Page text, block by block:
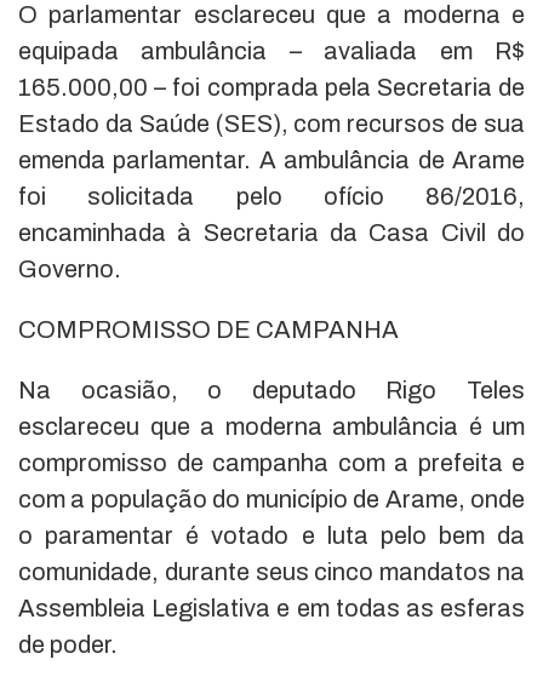
O parlamentar esclareceu que a moderna e
equipada ambulância – avaliada em R$
165.000,00 – foi comprada pela Secretaria de
Estado da Saúde (SES), com recursos de sua
emenda parlamentar. A ambulância de Arame
foi solicitada pelo ofício 86/2016,
encaminhada à Secretaria da Casa Civil do
Governo.
COMPROMISSO DE CAMPANHA
Na ocasião, o deputado Rigo Teles
esclareceu que a moderna ambulância é um
compromisso de campanha com a prefeita e
com a população do município de Arame, onde
o paramentar é votado e luta pelo bem da
comunidade, durante seus cinco mandatos na
Assembleia Legislativa e em todas as esferas
de poder.